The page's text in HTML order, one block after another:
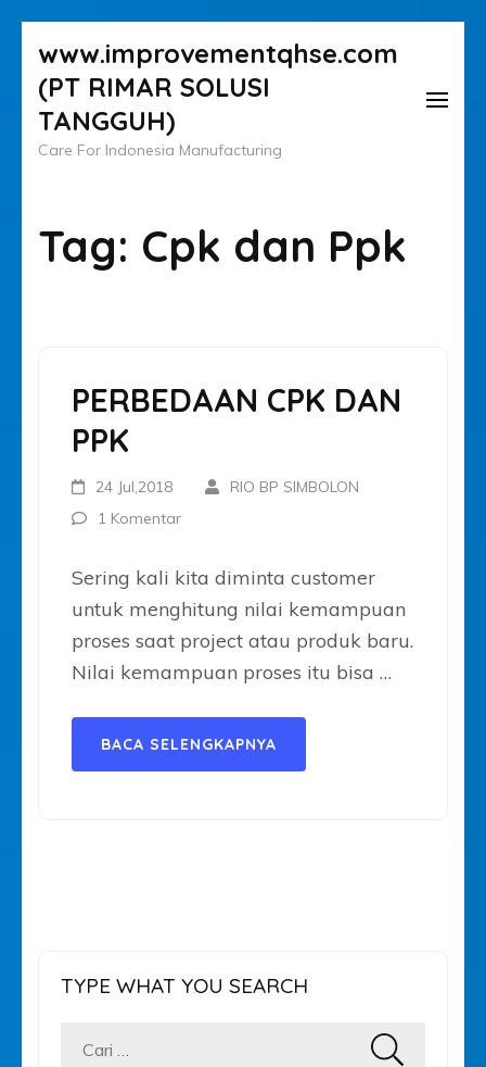
ke
konten
(Tekan
Enter)
www.improvementqhse.com
(PT RIMAR SOLUSI
TANGGUH)
Care For Indonesia Manufacturing
Tag: Cpk dan Ppk
PERBEDAAN CPK DAN
PPK
24 Jul,2018
RIO BP SIMBOLON
1 Komentar
Sering kali kita diminta customer
untuk menghitung nilai kemampuan
proses saat project atau produk baru.
Nilai kemampuan proses itu bisa …
BACA SELENGKAPNYA
TYPE WHAT YOU SEARCH
Cari